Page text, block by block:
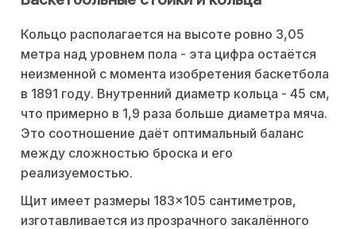
Кольцо располагается на высоте ровно 3,05
метра над уровнем пола - эта цифра остаётся
неизменной с момента изобретения баскетбола
в 1891 году. Внутренний диаметр кольца - 45 см,
что примерно в 1,9 раза больше диаметра мяча.
Это соотношение даёт оптимальный баланс
между сложностью броска и его
реализуемостью.
Щит имеет размеры 183×105 сантиметров,
изготавливается из прозрачного закалённого